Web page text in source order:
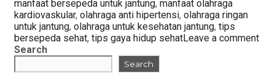
manfaat bersepeda untuk jantung, manfaat olahraga
kardiovaskular, olahraga anti hipertensi, olahraga ringan
untuk jantung, olahraga untuk kesehatan jantung, tips
bersepeda sehat, tips gaya hidup sehatLeave a comment
Search
Search